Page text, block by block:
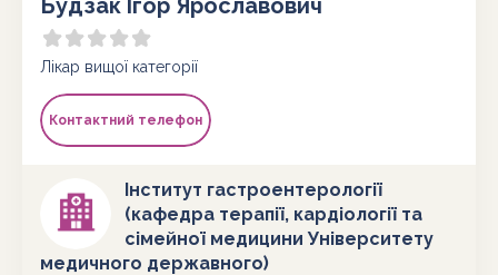
Будзак Ігор Ярославович
Лікар вищої категорії
Контактний телефон
Інститут гастроентерології
(кафедра терапії, кардіології та
сімейної медицини Університету
медичного державного)